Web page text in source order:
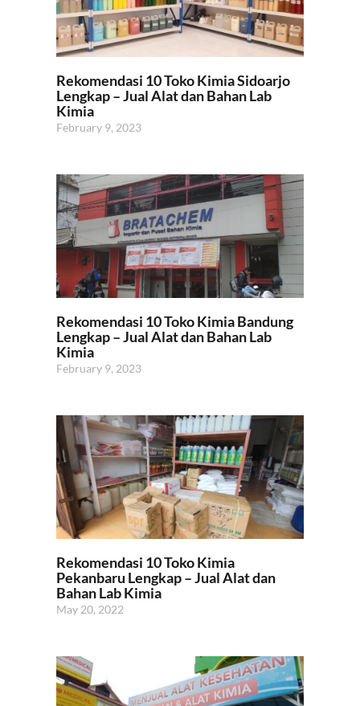
Rekomendasi 10 Toko Kimia Sidoarjo
Lengkap – Jual Alat dan Bahan Lab
Kimia
February 9, 2023
Rekomendasi 10 Toko Kimia Bandung
Lengkap – Jual Alat dan Bahan Lab
Kimia
February 9, 2023
Rekomendasi 10 Toko Kimia
Pekanbaru Lengkap – Jual Alat dan
Bahan Lab Kimia
May 20, 2022